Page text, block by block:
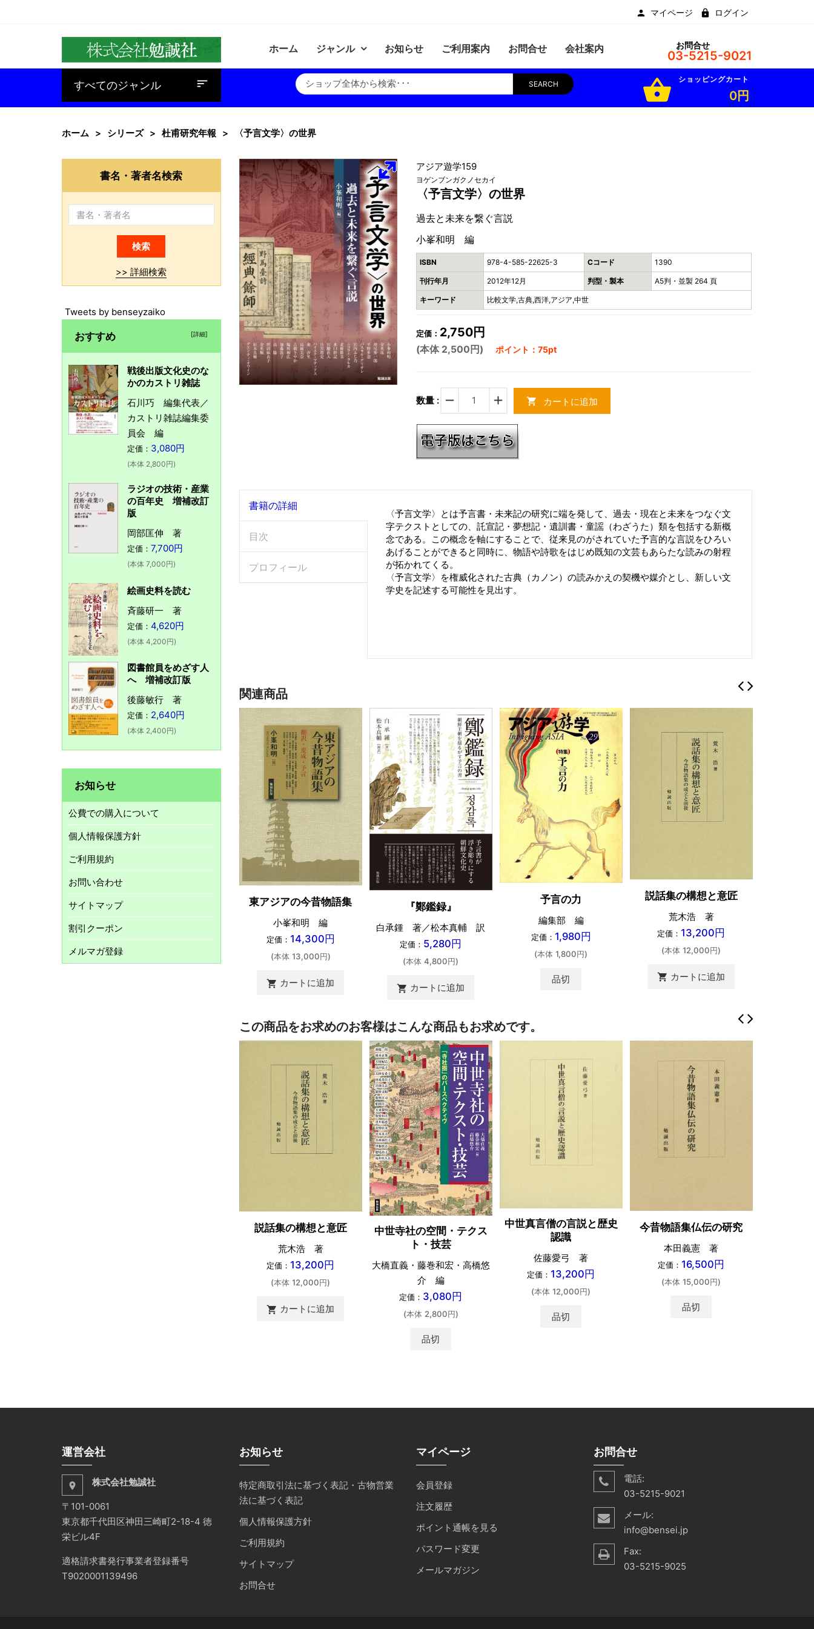
マイページ ログイン
ホーム ジャンル お知らせ ご利用案内 お問合せ 会社案内 お問合せ
03-5215-9021
すべてのジャンル
baseline_sort SEARCH shopping_basket ショッピングカート
0円
ホーム シリーズ 杜甫研究年報 〈予言文学〉の世界
アジア遊学159
ヨゲンブンガクノセカイ
〈予言文学〉の世界
過去と未来を繋ぐ言説
小峯和明 編
ISBN 978-4-585-22625-3 Cコード 1390
刊行年月 2012年12月 判型・製本 A5判・並製 264 頁
キーワード 比較文学,古典,西洋,アジア,中世
定価： 2,750円
(本体 2,500円) ポイント：75pt
数量 : remove add shopping_cart カートに追加
書籍の詳細
目次
プロフィール
〈予言文学〉とは予言書・未来記の研究に端を発して、過去・現在と未来をつなぐ文
字テクストとしての、託宣記・夢想記・遺訓書・童謡（わざうた）類を包括する新概
念である。この概念を軸にすることで、従来見のがされていた予言的な言説をひろい
あげることができると同時に、物語や詩歌をはじめ既知の文芸もあらたな読みの射程
が拓かれてくる。
〈予言文学〉を権威化された古典（カノン）の読みかえの契機や媒介とし、新しい文
学史を記述する可能性を見出す。
関連商品
東アジアの今昔物語集
小峯和明 編
定価： 14,300円
(本体 13,000円)
shopping_cart カートに追加
『鄭鑑録』
白承鍾 著／松本真輔 訳
定価： 5,280円
(本体 4,800円)
shopping_cart カートに追加
予言の力
編集部 編
定価： 1,980円
(本体 1,800円)
品切
説話集の構想と意匠
荒木浩 著
定価： 13,200円
(本体 12,000円)
shopping_cart カートに追加
この商品をお求めのお客様はこんな商品もお求めです。
説話集の構想と意匠
荒木浩 著
定価： 13,200円
(本体 12,000円)
shopping_cart カートに追加
中世寺社の空間・テクス
ト・技芸
大橋直義・藤巻和宏・高橋悠
介 編
定価： 3,080円
(本体 2,800円)
品切
中世真言僧の言説と歴史
認識
佐藤愛弓 著
定価： 13,200円
(本体 12,000円)
品切
今昔物語集仏伝の研究
本田義憲 著
定価： 16,500円
(本体 15,000円)
品切
書名・著者名検索
>> 詳細検索
Tweets by benseyzaiko
おすすめ [詳細]
戦後出版文化史のな
かのカストリ雑誌
石川巧 編集代表／
カストリ雑誌編集委
員会 編
定価： 3,080円
(本体 2,800円)
ラジオの技術・産業
の百年史 増補改訂
版
岡部匡伸 著
定価： 7,700円
(本体 7,000円)
絵画史料を読む
斉藤研一 著
定価： 4,620円
(本体 4,200円)
図書館員をめざす人
へ 増補改訂版
後藤敏行 著
定価： 2,640円
(本体 2,400円)
お知らせ
公費での購入について
個人情報保護方針
ご利用規約
お問い合わせ
サイトマップ
割引クーポン
メルマガ登録
運営会社
place 株式会社勉誠社
〒101-0061
東京都千代田区神田三崎町2-18-4 徳
栄ビル4F
適格請求書発行事業者登録番号
T9020001139496
お知らせ
特定商取引法に基づく表記・古物営業
法に基づく表記
個人情報保護方針
ご利用規約
サイトマップ
お問合せ
マイページ
会員登録
注文履歴
ポイント通帳を見る
パスワード変更
メールマガジン
お問合せ
電話:
03-5215-9021
メール:
info@bensei.jp
Fax:
03-5215-9025